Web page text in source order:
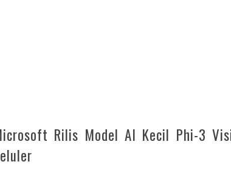
Rilis Model AI Kecil Phi-3